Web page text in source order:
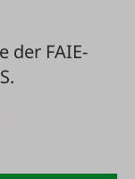
der FAIE-